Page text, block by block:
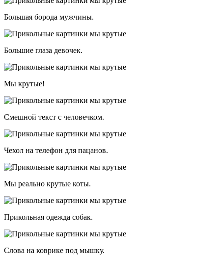
Большая борода мужчины.
Большие глаза девочек.
Мы крутые!
Смешной текст с человечком.
Чехол на телефон для пацанов.
Мы реально крутые коты.
Прикольная одежда собак.
Слова на коврике под мышку.